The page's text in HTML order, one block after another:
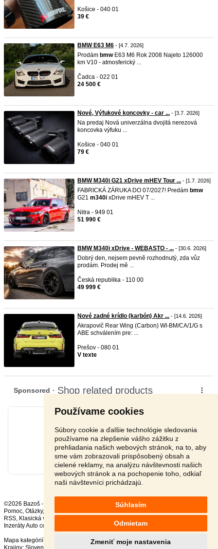
Používame cookies
Súbory cookie a ďalšie technológie sledovania
používame na zlepšenie vášho zážitku z
prehliadania našich webových stránok, na to, aby
sme vám zobrazovali prispôsobený obsah a
cielené reklamy, na analýzu návštevnosti našich
webových stránok a na pochopenie toho, odkiaľ
naši návštevníci prichádzajú.
Súhlasím
Odmietam
Zmeniť moje nastavenia
Košice - 040 01
39 €
BMW E63 M6 - [4.7. 2026]
Prodám bmwE63 M6 Rok 2008 Najeto 126000
km V10 - atmosferický ...
Čadca - 022 01
24 500 €
Nové, Výfukové koncovky - car ... - [3.7. 2026]
Na predaj Nová univerzálna dvojitá nerezová
koncovka výfuku ...
Košice - 040 01
79 €
BMW M340i G21 xDrive mHEV Tour ... - [1.7. 2026]
FABRICKÁ ZÁRUKA DO 07/2027! Predám bmw
G21 m340i xDrive mHEV T ...
Nitra - 949 01
51 990 €
BMW M340i xDrive - WEBASTO - ... - [30.6. 2026]
Dobrý den, nejsem pevně rozhodnutý, zda vůz
prodám. Prodej mě ...
Česká republika - 110 00
49 999 €
Nové zadné krídlo (karbón) Akr ... - [14.6. 2026]
Akrapovič Rear Wing (Carbon) WI-BM/CA/1/G s
ABE schválením pre: ...
Prešov - 080 01
V texte
©2026 Bazoš -
Pomoc, Otázky, Hodnotenie
RSS,
Inzeráty Auto celkom:
, za 24 hodín:12177
Mapa kategórií
Najvyhľadávanejšie výrazy
Krajiny: Slovensko Rakúsko